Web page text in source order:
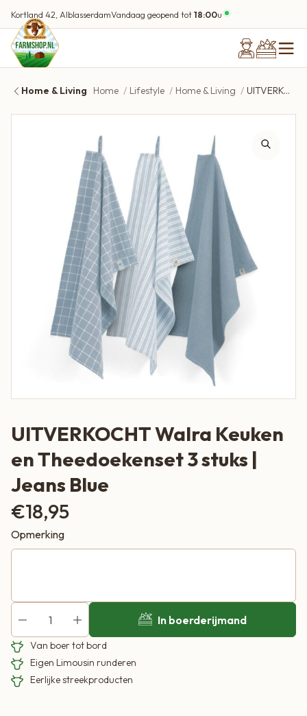
Kortland 42, AlblasserdamVandaag geopend tot18:00u
Home & Living Home Lifestyle Home & Living UITVERKOCHT Walra Keuken en Theedoekenset 3 stuks | Jeans Blue
UITVERKOCHT Walra Keuken
en Theedoekenset 3 stuks |
Jeans Blue
€18,95
Opmerking
In boerderijmand
Van boer tot bord
Eigen Limousin runderen
Eerlijke streekproducten